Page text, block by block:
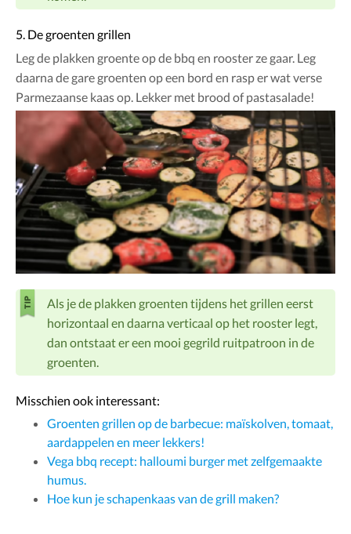
5. De groenten grillen
Leg de plakken groente op de bbq en rooster ze gaar. Leg
daarna de gare groenten op een bord en rasp er wat verse
Parmezaanse kaas op. Lekker met brood of pastasalade!
Als je de plakken groenten tijdens het grillen eerst
horizontaal en daarna verticaal op het rooster legt,
dan ontstaat er een mooi gegrild ruitpatroon in de
groenten.
Misschien ook interessant:
Groenten grillen op de barbecue: maïskolven, tomaat,
aardappelen en meer lekkers!
Vega bbq recept: halloumi burger met zelfgemaakte
humus.
Hoe kun je schapenkaas van de grill maken?